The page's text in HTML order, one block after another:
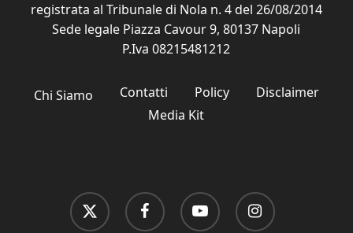
registrata al Tribunale di Nola n. 4 del 26/08/2014
Sede legale Piazza Cavour 9, 80137 Napoli
P.Iva 08215481212
Chi Siamo Contatti Policy
Disclaimer
Media Kit
x-
twitter
facebook youtube instagram